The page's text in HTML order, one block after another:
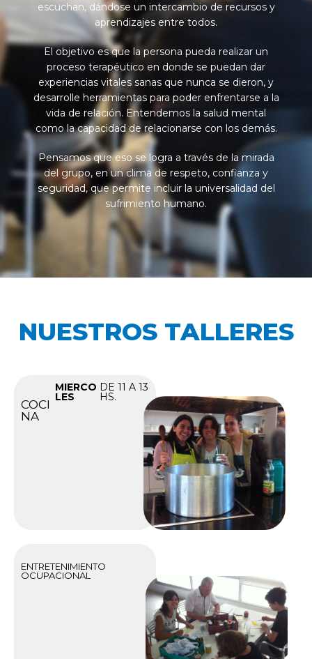
escuchan, dándose un intercambio de recursos y
aprendizajes entre todos.
El objetivo es que la persona pueda realizar un
proceso terapéutico en donde se puedan dar
experiencias vitales sanas que nunca se dieron, y
desarrolle herramientas para poder enfrentarse a la
vida de relación. Entendemos la salud mental
como la capacidad de relacionarse con los demás.
Pensamos que eso se logra a través de la mirada
del grupo, en un clima de respeto, confianza y
seguridad, que permite incluir la universalidad del
sufrimiento humano.
NUESTROS TALLERES
COCI
NA
MIERCO
LES
DE 11 A 13
HS.
ENTRETENIMIENTO
OCUPACIONAL